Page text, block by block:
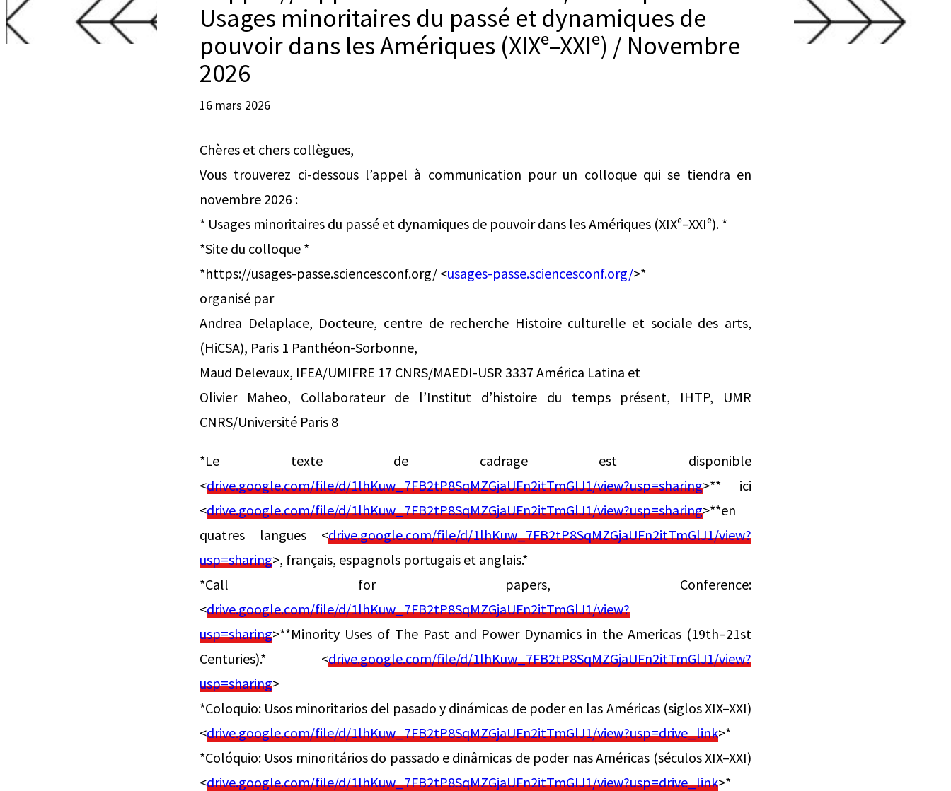
Usages minoritaires du passé et dynamiques de
pouvoir dans les Amériques (XIXᵉ–XXIᵉ) / Novembre
2026
16 mars 2026
Chères et chers collègues,
Vous trouverez ci-dessous l’appel à communication pour un colloque qui se tiendra en
novembre 2026 :
* Usages minoritaires du passé et dynamiques de pouvoir dans les Amériques (XIXᵉ–XXIᵉ). *
*Site du colloque *
*https://usages-passe.sciencesconf.org/ <usages-passe.sciencesconf.org/>*
organisé par
Andrea Delaplace, Docteure, centre de recherche Histoire culturelle et sociale des arts,
(HiCSA), Paris 1 Panthéon-Sorbonne,
Maud Delevaux, IFEA/UMIFRE 17 CNRS/MAEDI-USR 3337 América Latina et
Olivier Maheo, Collaborateur de l’Institut d’histoire du temps présent, IHTP, UMR
CNRS/Université Paris 8
*Le texte de cadrage est disponible
<drive.google.com/file/d/1lhKuw_7FB2tP8SqMZGjaUFn2itTmGlJ1/view?usp=sharing>** ici
<drive.google.com/file/d/1lhKuw_7FB2tP8SqMZGjaUFn2itTmGlJ1/view?usp=sharing>**en
quatres langues <drive.google.com/file/d/1lhKuw_7FB2tP8SqMZGjaUFn2itTmGlJ1/view?
usp=sharing>, français, espagnols portugais et anglais.*
*Call for papers, Conference:
<drive.google.com/file/d/1lhKuw_7FB2tP8SqMZGjaUFn2itTmGlJ1/view?
usp=sharing>**Minority Uses of The Past and Power Dynamics in the Americas (19th–21st
Centuries).* <drive.google.com/file/d/1lhKuw_7FB2tP8SqMZGjaUFn2itTmGlJ1/view?
usp=sharing>
*Coloquio: Usos minoritarios del pasado y dinámicas de poder en las Américas (siglos XIX–XXI)
<drive.google.com/file/d/1lhKuw_7FB2tP8SqMZGjaUFn2itTmGlJ1/view?usp=drive_link>*
*Colóquio: Usos minoritários do passado e dinâmicas de poder nas Américas (séculos XIX–XXI)
<drive.google.com/file/d/1lhKuw_7FB2tP8SqMZGjaUFn2itTmGlJ1/view?usp=drive_link>*